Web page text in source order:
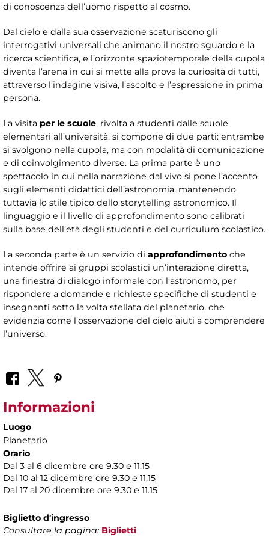
di conoscenza dell’uomo rispetto al cosmo.
Dal cielo e dalla sua osservazione scaturiscono gli
interrogativi universali che animano il nostro sguardo e la
ricerca scientifica, e l’orizzonte spaziotemporale della cupola
diventa l’arena in cui si mette alla prova la curiosità di tutti,
attraverso l’indagine visiva, l’ascolto e l’espressione in prima
persona.
La visita per le scuole, rivolta a studenti dalle scuole
elementari all’università, si compone di due parti: entrambe
si svolgono nella cupola, ma con modalità di comunicazione
e di coinvolgimento diverse. La prima parte è uno
spettacolo in cui nella narrazione dal vivo si pone l’accento
sugli elementi didattici dell’astronomia, mantenendo
tuttavia lo stile tipico dello storytelling astronomico. Il
linguaggio e il livello di approfondimento sono calibrati
sulla base dell’età degli studenti e del curriculum scolastico.
La seconda parte è un servizio di approfondimento che
intende offrire ai gruppi scolastici un’interazione diretta,
una finestra di dialogo informale con l’astronomo, per
rispondere a domande e richieste specifiche di studenti e
insegnanti sotto la volta stellata del planetario, che
evidenzia come l’osservazione del cielo aiuti a comprendere
l’universo.
Informazioni
Luogo
Planetario
Orario
Dal 3 al 6 dicembre ore 9.30 e 11.15
Dal 10 al 12 dicembre ore 9.30 e 11.15
Dal 17 al 20 dicembre ore 9.30 e 11.15
Biglietto d'ingresso
Consultare la pagina: Biglietti